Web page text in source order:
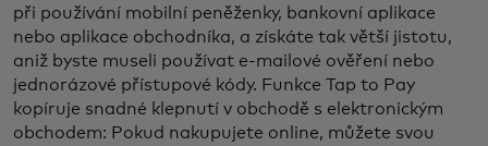
při používání mobilní peněženky, bankovní aplikace
nebo aplikace obchodníka, a získáte tak větší jistotu,
aniž byste museli používat e-mailové ověření nebo
jednorázové přístupové kódy. Funkce Tap to Pay
kopíruje snadné klepnutí v obchodě s elektronickým
obchodem: Pokud nakupujete online, můžete svou